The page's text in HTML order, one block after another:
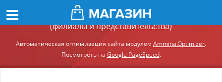
Демонстрационный сайт модуля Ammina.Регионы
(филиалы и представительства)
Автоматическая оптимизация сайта модулем Ammina.Optimizer.
Посмотреть на Google PageSpeed.